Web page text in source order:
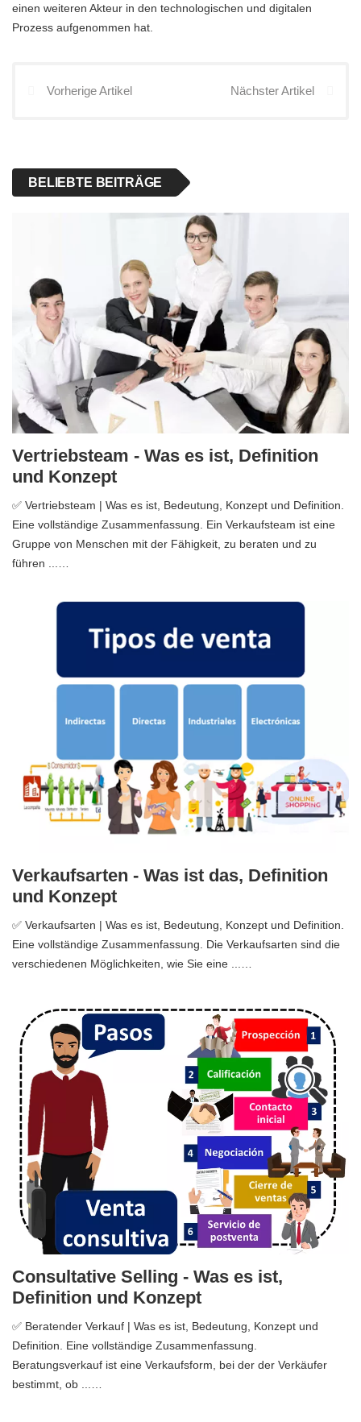
einen weiteren Akteur in den technologischen und digitalen
Prozess aufgenommen hat.
Vorherige Artikel Nächster Artikel
BELIEBTE BEITRÄGE
Vertriebsteam - Was es ist, Definition
und Konzept
✅ Vertriebsteam | Was es ist, Bedeutung, Konzept und Definition.
Eine vollständige Zusammenfassung. Ein Verkaufsteam ist eine
Gruppe von Menschen mit der Fähigkeit, zu beraten und zu
führen ...…
Verkaufsarten - Was ist das, Definition
und Konzept
✅ Verkaufsarten | Was es ist, Bedeutung, Konzept und Definition.
Eine vollständige Zusammenfassung. Die Verkaufsarten sind die
verschiedenen Möglichkeiten, wie Sie eine ...…
Consultative Selling - Was es ist,
Definition und Konzept
✅ Beratender Verkauf | Was es ist, Bedeutung, Konzept und
Definition. Eine vollständige Zusammenfassung.
Beratungsverkauf ist eine Verkaufsform, bei der der Verkäufer
bestimmt, ob ...…